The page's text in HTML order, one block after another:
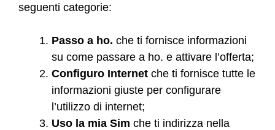
seguenti categorie:
Passo a ho. che ti fornisce informazioni
su come passare a ho. e attivare l’offerta;
Configuro Internet che ti fornisce tutte le
informazioni giuste per configurare
l’utilizzo di internet;
Uso la mia Sim che ti indirizza nella